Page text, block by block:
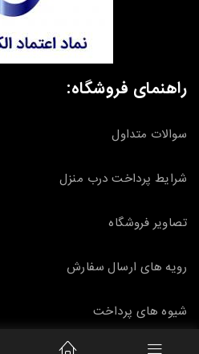
راهنمای فروشگاه:
سوالات متداول
شرایط پرداخت درب منزل
تصاویر فروشگاه
رویه های ارسال سفارش
شیوه های پرداخت